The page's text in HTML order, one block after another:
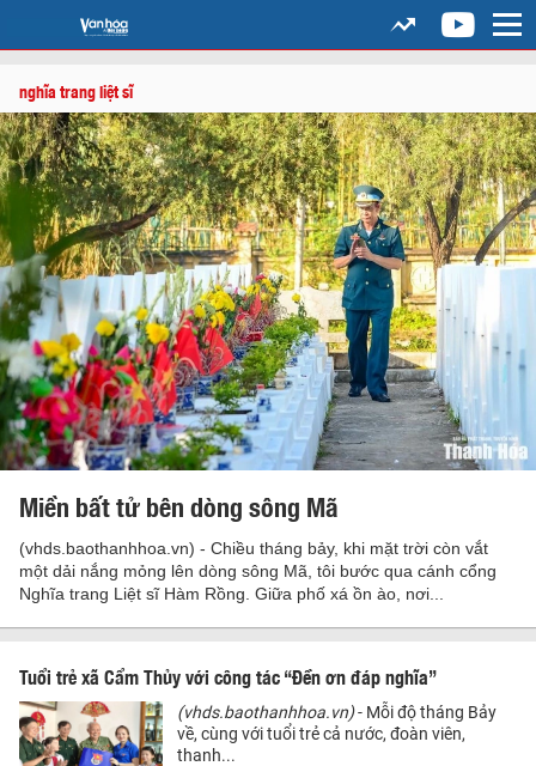
nghĩa trang liệt sĩ
Miền bất tử bên dòng sông Mã
(vhds.baothanhhoa.vn) - Chiều tháng bảy, khi mặt trời còn vắt
một dải nắng mỏng lên dòng sông Mã, tôi bước qua cánh cổng
Nghĩa trang Liệt sĩ Hàm Rồng. Giữa phố xá ồn ào, nơi...
Tuổi trẻ xã Cẩm Thủy với công tác “Đền ơn đáp nghĩa”
(vhds.baothanhhoa.vn)- Mỗi độ tháng Bảy
về, cùng với tuổi trẻ cả nước, đoàn viên,
thanh...